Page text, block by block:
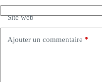
Site web
Ajouter un commentaire *
v
e